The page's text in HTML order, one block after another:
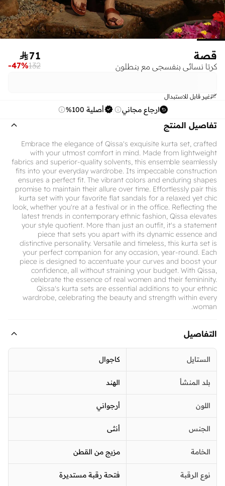
قصة
كرتا نسائي بنفسجي مع بنطلون
71
132
-47%
غير قابل للاستبدال
ارجاع مجاني أصلية 100%
تفاصيل المنتج
Embrace the elegance of Qissa's exquisite kurta set, crafted
with your utmost comfort in mind. Made from lightweight
fabrics and superior-quality solvents, this ensemble seamlessly
fits into your everyday wardrobe. Its impeccable construction
ensures a perfect fit. The vibrant colors and enduring shapes
promise to maintain their allure over time. Effortlessly pair this
kurta set with your favorite flat sandals for a relaxed yet chic
look, whether you're at a festival or in the office. Reflecting the
latest trends in contemporary ethnic fashion, Qissa elevates
your style quotient. More than just an outfit, it's a statement
piece that sets you apart with its dynamic essence and
distinctive personality. Versatile and timeless, this kurta set is
your perfect companion for any occasion, year-round. Each
piece is designed to accentuate your curves and boost your
confidence, all without straining your budget. With Qissa,
celebrate the essence of real women and their femininity.
Qissa's kurta sets are essential additions to your ethnic
wardrobe, celebrating the beauty and strength within every
woman.
التفاصيل
الستايل كاجوال
بلد المنشأ الهند
اللون أرجواني
الجنس أنثى
الخامة مزيج من القطن
نوع الرقبة فتحة رقبة مستديرة